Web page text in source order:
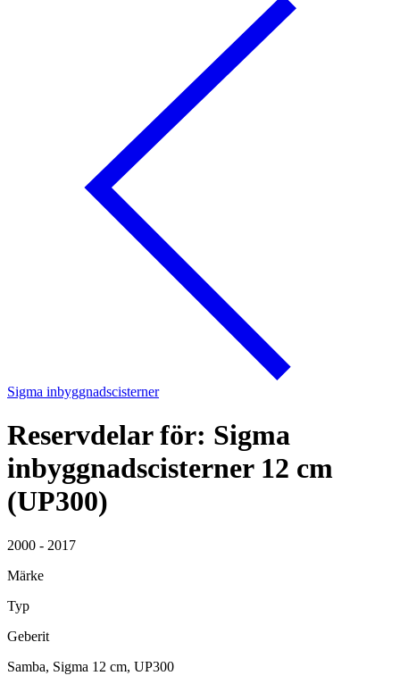
Sigma inbyggnadscisterner
Reservdelar för: Sigma
inbyggnadscisterner 12 cm
(UP300)
2000 - 2017
Märke
Typ
Geberit
Samba, Sigma 12 cm, UP300